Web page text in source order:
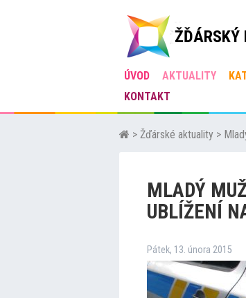
ŽĎÁRSKÝ
ÚVOD AKTUALITY
KONTAKT
> Žďárské aktuality >
MLADÝ
UBLÍŽENÍ
Pátek, 13. února 2015